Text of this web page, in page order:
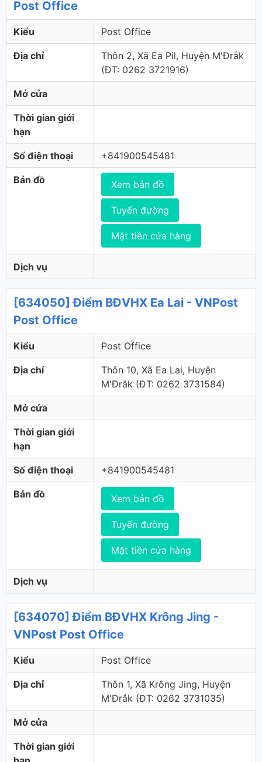
Post Office
Kiểu Post Office
Địa chỉ
Thôn 2, Xã Ea Pil, Huyện M'Đrắk
(ÐT: 0262 3721916)
Mở cửa
Thời gian giới
hạn
Số điện thoại +841900545481
Bản đồ Xem bản đồ
Tuyến đường
Mặt tiền cửa hàng
Dịch vụ
[634050] Điểm BĐVHX Ea Lai - VNPost
Post Office
Kiểu Post Office
Địa chỉ
Thôn 10, Xã Ea Lai, Huyện
M'Đrắk (ÐT: 0262 3731584)
Mở cửa
Thời gian giới
hạn
Số điện thoại +841900545481
Bản đồ Xem bản đồ
Tuyến đường
Mặt tiền cửa hàng
Dịch vụ
[634070] Điểm BĐVHX Krông Jing -
VNPost Post Office
Kiểu Post Office
Địa chỉ
Thôn 1, Xã Krông Jing, Huyện
M'Đrắk (ÐT: 0262 3731035)
Mở cửa
Thời gian giới